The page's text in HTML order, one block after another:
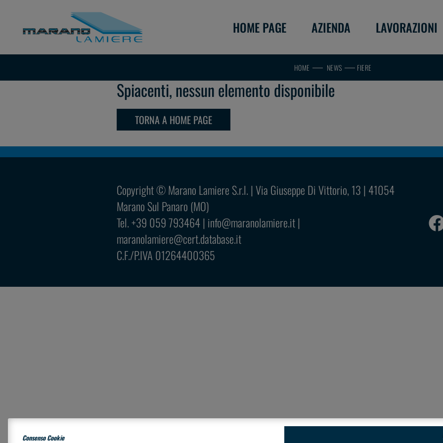
HOME PAGE AZIENDA LAVORAZIONI
HOME NEWS FIERE
Spiacenti, nessun elemento disponibile
TORNA A HOME PAGE
Copyright © Marano Lamiere S.r.l. |Via Giuseppe Di Vittorio, 13 | 41054
Marano Sul Panaro (MO)
Tel. +39 059 793464 | info@maranolamiere.it|
maranolamiere@cert.database.it
C.F./P.IVA 01264400365
Consenso Cookie